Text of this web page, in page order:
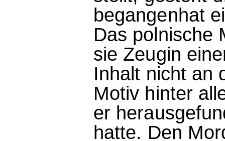
begangenhat
Das polnische
sie Zeugin
Inhalt nicht an
Motiv hinter
er
hatte. Den